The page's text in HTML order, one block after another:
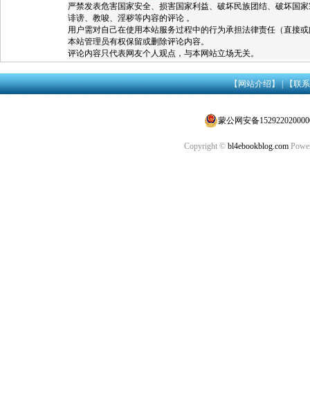
严禁发表危害国家安全、损害国家利益、破坏民族团结、破坏国
诽谤、教唆、淫秽等内容的评论 。
用户需对自己在使用本站服务过程中的行为承担法律责任（直接
本站管理员有权保留或删除评论内容。
评论内容只代表网友个人观点，与本网站立场无关。
【网站介绍】|【联
蒙公网安备
Copyright © bl4ebookblog.com